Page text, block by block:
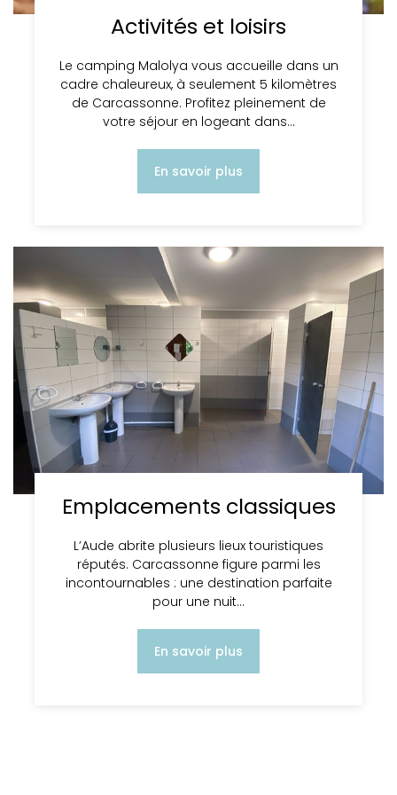
Activités et loisirs
Le camping Malolya vous accueille dans un
cadre chaleureux, à seulement 5 kilomètres
de Carcassonne. Profitez pleinement de
votre séjour en logeant dans…
En savoir plus
Emplacements classiques
L’Aude abrite plusieurs lieux touristiques
réputés. Carcassonne figure parmi les
incontournables : une destination parfaite
pour une nuit…
En savoir plus